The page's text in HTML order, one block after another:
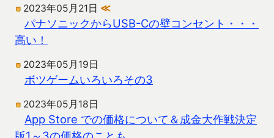
2023年05月21日 ≪
パナソニックからUSB-Cの壁コンセント・・・
高い！
2023年05月19日
ボツゲームいろいろその3
2023年05月18日
App Store での価格について＆成金大作戦決定